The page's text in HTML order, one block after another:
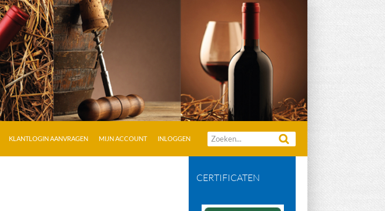
Zoeken
KLANTLOGIN AANVRAGEN MIJN ACCOUNT INLOGGEN
CERTIFICATEN